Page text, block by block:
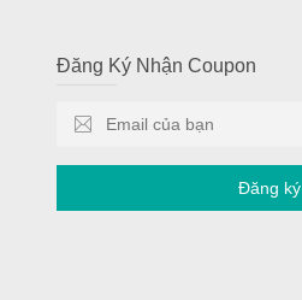
Đăng Ký Nhận Coupon
Đăng ký